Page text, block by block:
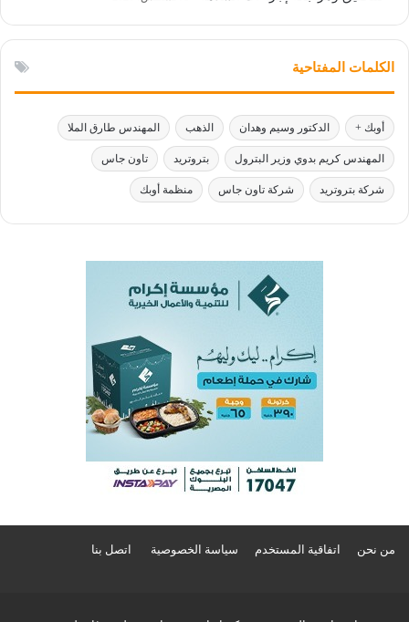
الكلمات المفتاحية
أوبك + الدكتور وسيم وهدان الذهب المهندس طارق الملا
المهندس كريم بدوي وزير البترول بتروتريد تاون جاس
شركة بتروتريد شركة تاون جاس منظمة أوبك
من نحن اتفاقية المستخدم سياسة الخصوصية اتصل بنا